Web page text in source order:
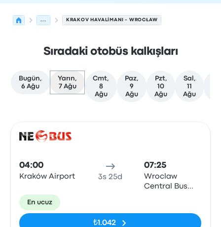
... KRAKOV HAVALIMANI - WROCŁAW
Sıradaki otobüs kalkışları
Bugün,
6 Ağu
Yarın,
7 Ağu
Cmt,
8
Ağu
Paz,
9
Ağu
Pzt,
10
Ağu
Sal,
11
Ağu
04:00
Kraków Airport 3s 25d
07:25
Wroclaw
Central Bus
En ucuz
₺1.042